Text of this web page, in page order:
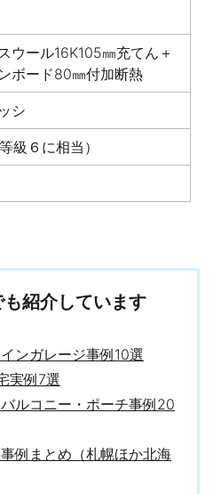
ウール16K105㎜充てん＋
ボード80㎜付加断熱
シ
級６に相当）
紹介しています
ンガレージ事例10選
実例7選
ルコニー・ポーチ事例20
例まとめ（札幌ほか北海